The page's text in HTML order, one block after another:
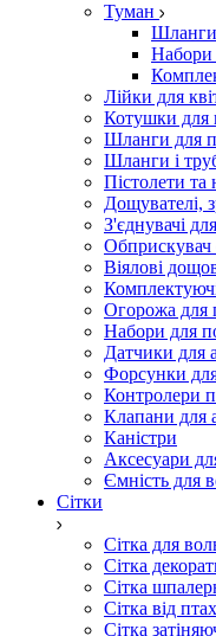
Туман
Шланги
Набори
Лійки для
Котушки для
Шланги для
Шланги і
Пістолети та
Дощувателі,
З'єднувачі
Обприскувач
Віялові
Огорожа для
Набори для
Датчики для
Форсунки
Контролери
Клапани для
Каністри
Аксесуари
Ємність для
Сітки
Сітка для
Сітка
Сітка
Сітка від
Сітка